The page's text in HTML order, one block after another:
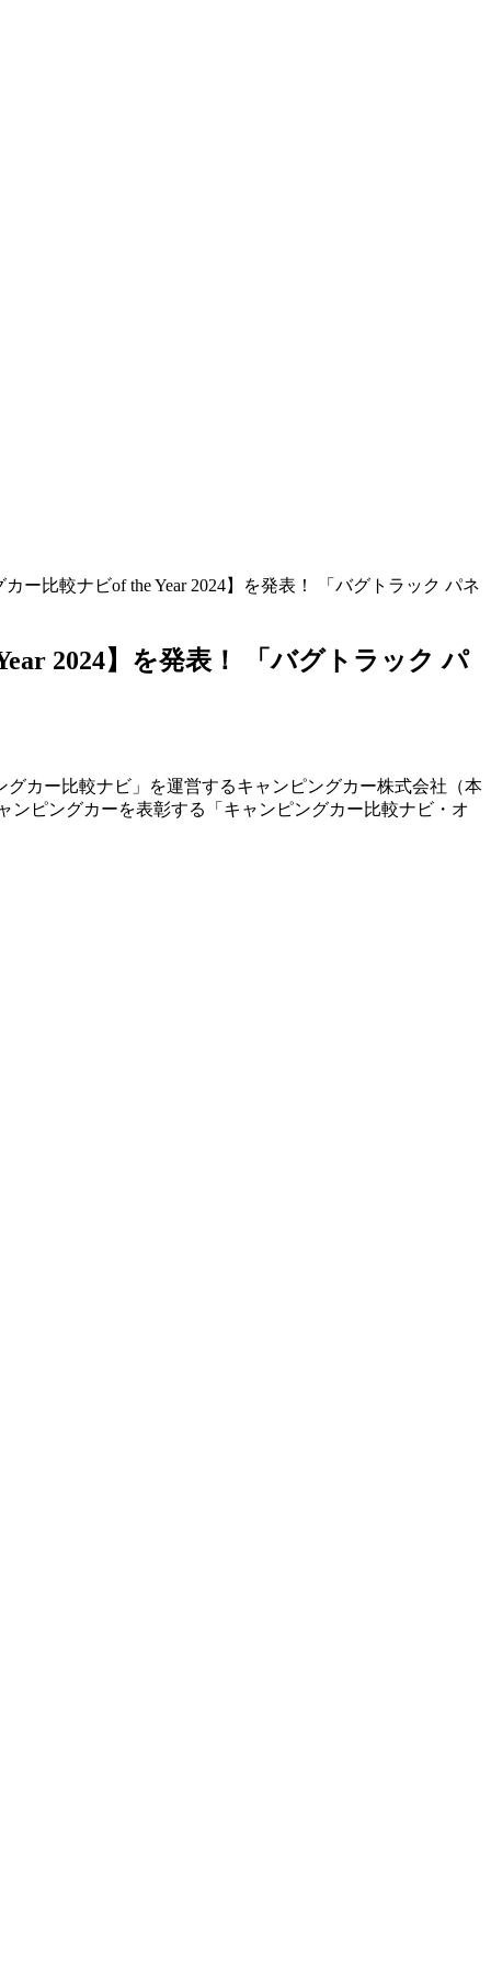
ー比較ナビof the Year 2024】を発表！ 「バグトラック パネ
2024】を発表！ 「バグトラック パ
カー比較ナビ」を運営するキャンピングカー株式会社（本
ンピングカーを表彰する「キャンピングカー比較ナビ・オ